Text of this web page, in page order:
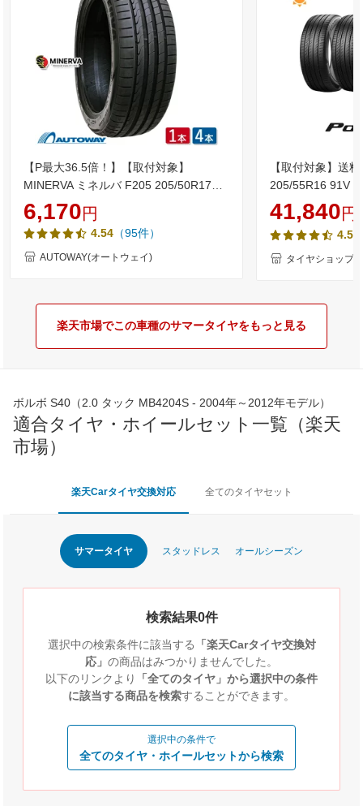
【P最大36.5倍！】【取付対象】
MINERVA ミネルバ F205 205/50R17
(205/50/17 205-50-17 205/50-17) サマ
ータイヤ 夏タイヤ 単品 2本 4本 17イン
チ
6,170円
4.54 （95件）
AUTOWAY(オートウェイ)
【取付対象】送
205/55R16 91V
ヤ ピレリ
41,840円
4.5
タイヤショップ
楽天市場でこの車種のサマータイヤをもっと見る
ボルボ S40（2.0 タック MB4204S - 2004年～2012年モデル）
適合タイヤ・ホイールセット一覧（楽天
市場）
楽天Carタイヤ交換対応 全てのタイヤセット
サマータイヤ スタッドレス オールシーズン
検索結果0件
選択中の検索条件に該当する 「楽天Carタイヤ交換対
応」 の商品はみつかりませんでした。
以下のリンクより
「全てのタイヤ」から選択中の条件
に該当する商品を検索することができます。
選択中の条件で
全てのタイヤ・ホイールセットから検索